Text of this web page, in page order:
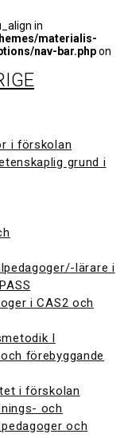
in
materialis-
nav-bar.phpon
i förskolan
grund i
lärare i
i CAS2 och
I
förebyggande
i förskolan
och
och